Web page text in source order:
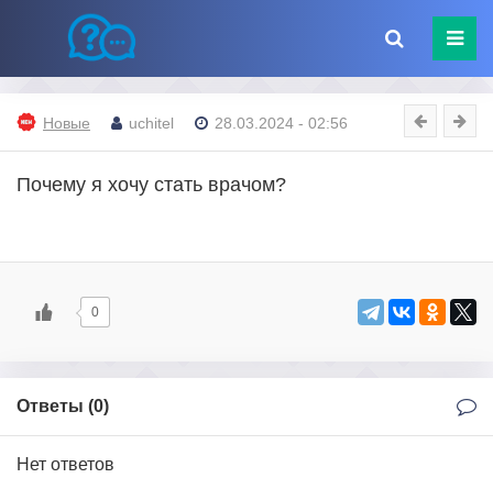
Новые uchitel 28.03.2024 - 02:56
Почему я хочу стать врачом?
0
Ответы (0)
Нет ответов